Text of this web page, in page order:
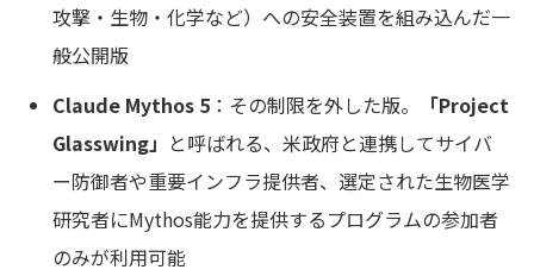
攻撃・生物・化学など）への安全装置を組み込んだ一
般公開版
Claude Mythos 5 ：その制限を外した版。
「Project
Glasswing」 と呼ばれる、米政府と連携してサイバ
ー防御者や重要インフラ提供者、選定された生物医学
研究者にMythos能力を提供するプログラムの参加者
のみが利用可能